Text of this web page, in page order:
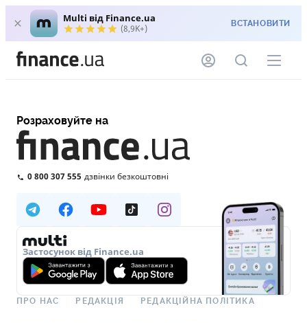
Multi від Finance.ua
(8,9K+) ВСТАНОВИТИ
Розраховуйте на
0 800 307 555 дзвінки безкоштовні
Застосунок від Finance.ua
ПРО НАС РЕДАКЦІЯ РЕДАКЦІЙНА ПОЛІТИКА